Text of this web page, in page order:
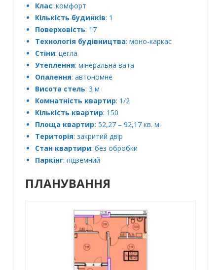
Клас: комфорт
Кількість будинків: 1
Поверховість: 17
Технологія будівництва: моно-каркас
Стіни: цегла
Утеплення: мінеральна вата
Опалення: автономне
Висота стель: 3 м
Комнатність квартир: 1/2
Кількість квартир: 150
Площа квартир: 52,27 – 92,17 кв. м.
Територія: закритий двір
Стан квартири: без обробки
Паркінг: підземний
ПЛАНУВАННЯ